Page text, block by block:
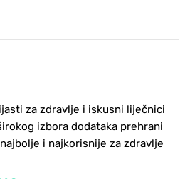
za zdravlje i iskusni liječnici
izbora dodataka prehrani
i najkorisnije za zdravlje